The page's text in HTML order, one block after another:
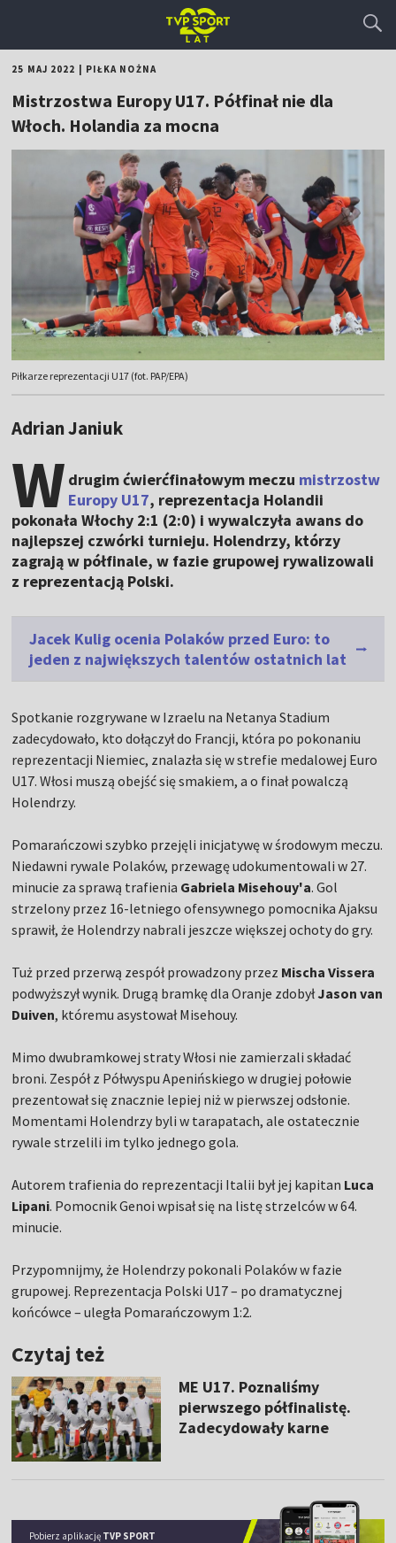
25 MAJ 2022 PIŁKA NOŻNA
Mistrzostwa Europy U17. Półfinał nie dla
Włoch. Holandia za mocna
Piłkarze reprezentacji U17 (fot. PAP/EPA)
Adrian Janiuk
W drugim ćwierćfinałowym meczu mistrzostw
Europy U17, reprezentacja Holandii
pokonała Włochy 2:1 (2:0) i wywalczyła awans do
najlepszej czwórki turnieju. Holendrzy, którzy
zagrają w półfinale, w fazie grupowej rywalizowali
z reprezentacją Polski.
Jacek Kulig ocenia Polaków przed Euro: to
jeden z największych talentów ostatnich lat
Spotkanie rozgrywane w Izraelu na Netanya Stadium
zadecydowało, kto dołączył do Francji, która po pokonaniu
reprezentacji Niemiec, znalazła się w strefie medalowej Euro
U17. Włosi muszą obejść się smakiem, a o finał powalczą
Holendrzy.
Pomarańczowi szybko przejęli inicjatywę w środowym meczu.
Niedawni rywale Polaków, przewagę udokumentowali w 27.
minucie za sprawą trafienia Gabriela Misehouy'a. Gol
strzelony przez 16-letniego ofensywnego pomocnika Ajaksu
sprawił, że Holendrzy nabrali jeszcze większej ochoty do gry.
Tuż przed przerwą zespół prowadzony przez Mischa Vissera
podwyższył wynik. Drugą bramkę dla Oranje zdobyłJason van
Duiven, któremu asystował Misehouy.
Mimo dwubramkowej straty Włosi nie zamierzali składać
broni. Zespół z Półwyspu Apenińskiego w drugiej połowie
prezentował się znacznie lepiej niż w pierwszej odsłonie.
Momentami Holendrzy byli w tarapatach, ale ostatecznie
rywale strzelili im tylko jednego gola.
Autorem trafienia do reprezentacji Italii był jej kapitan Luca
Lipani. Pomocnik Genoi wpisał się na listę strzelców w 64.
minucie.
Przypomnijmy, że Holendrzy pokonali Polaków w fazie
grupowej. Reprezentacja Polski U17 – po dramatycznej
końcówce – uległa Pomarańczowym 1:2.
Czytaj też
ME U17. Poznaliśmy
pierwszego półfinalistę.
Zadecydowały karne
Pobierz aplikację TVP SPORT